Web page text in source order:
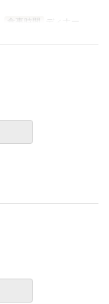
食事時間 ディナー